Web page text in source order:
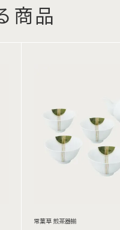
商品
常葉草 煎茶器揃